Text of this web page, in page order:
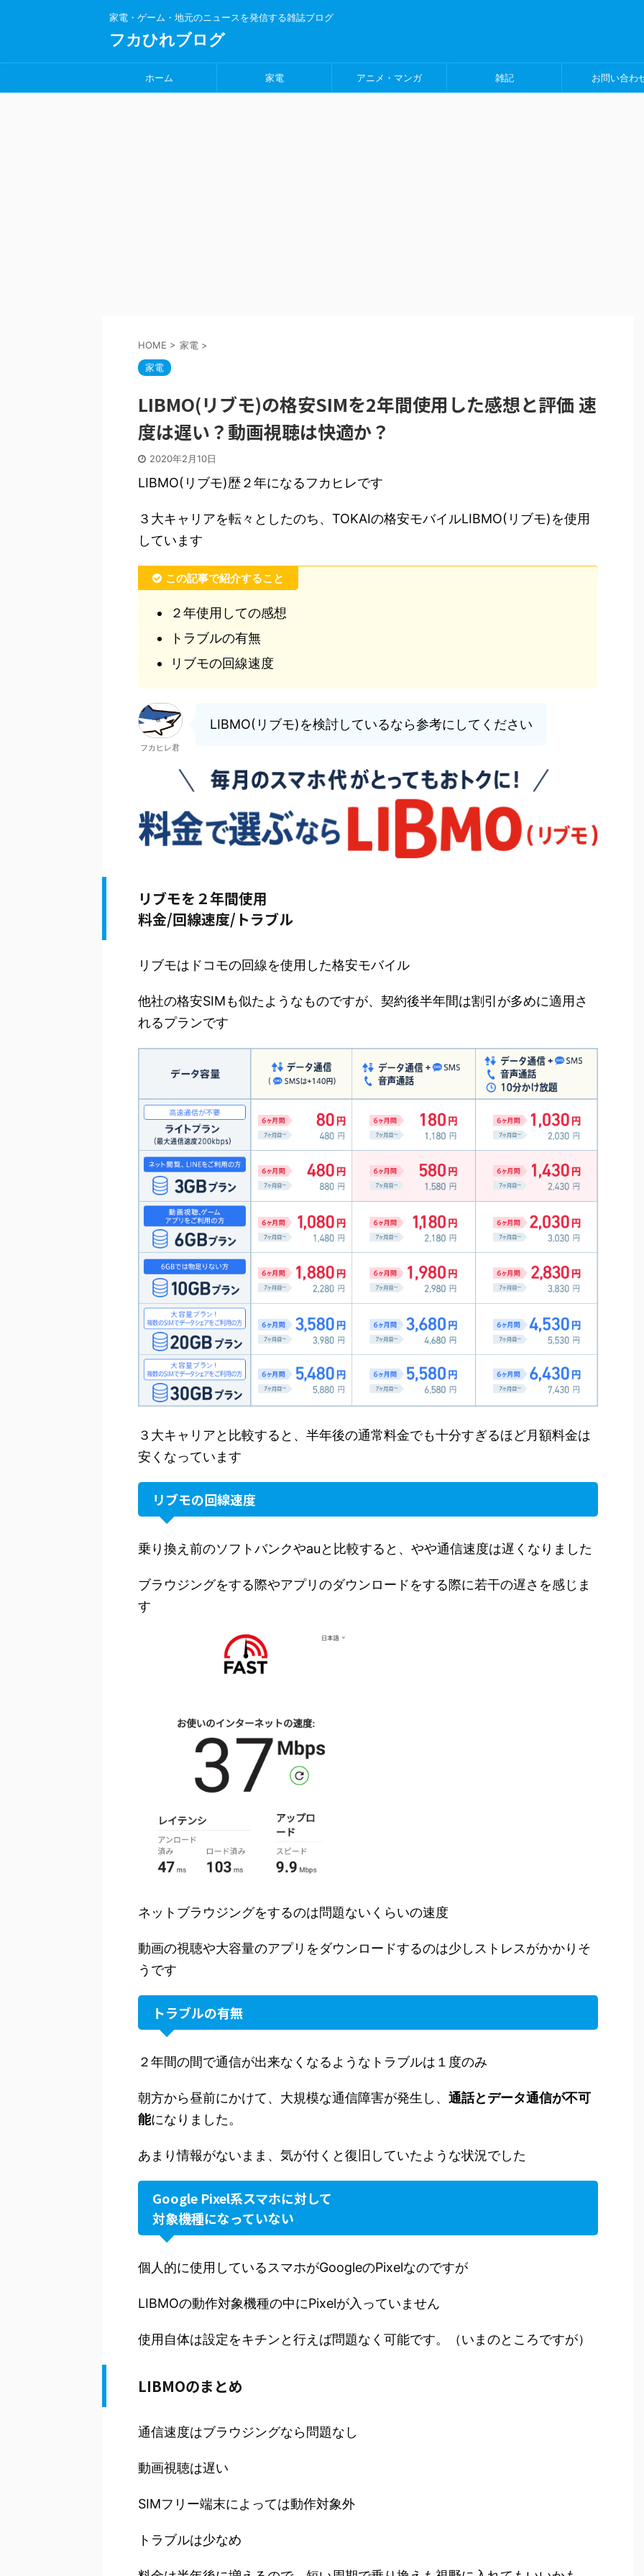
家電・ゲーム・地元のニュースを発信する雑誌ブログ
フカひれブログ
ホーム 家電 アニメ・マンガ 雑記 お問い合わ
HOME > 家電 >
家電
LIBMO(リブモ)の格安SIMを2年間使用した感想と評価 速
度は遅い？動画視聴は快適か？
2020年2月10日
LIBMO(リブモ)歴２年になるフカヒレです
３大キャリアを転々としたのち、TOKAIの格安モバイルLIBMO(リブモ)を使用
しています
この記事で紹介すること
２年使用しての感想
トラブルの有無
リブモの回線速度
フカヒレ君
LIBMO(リブモ)を検討しているなら参考にしてください
リブモを２年間使用
料金/回線速度/トラブル
リブモはドコモの回線を使用した格安モバイル
他社の格安SIMも似たようなものですが、契約後半年間は割引が多めに適用さ
れるプランです
３大キャリアと比較すると、半年後の通常料金でも十分すぎるほど月額料金は
安くなっています
リブモの回線速度
乗り換え前のソフトバンクやauと比較すると、やや通信速度は遅くなりました
ブラウジングをする際やアプリのダウンロードをする際に若干の遅さを感じま
す
ネットブラウジングをするのは問題ないくらいの速度
動画の視聴や大容量のアプリをダウンロードするのは少しストレスがかかりそ
うです
トラブルの有無
２年間の間で通信が出来なくなるようなトラブルは１度のみ
朝方から昼前にかけて、大規模な通信障害が発生し、 通話とデータ通信が不可
能になりました。
あまり情報がないまま、気が付くと復旧していたような状況でした
Google Pixel系スマホに対して
対象機種になっていない
個人的に使用しているスマホがGoogleのPixelなのですが
LIBMOの動作対象機種の中にPixelが入っていません
使用自体は設定をキチンと行えば問題なく可能です。（いまのところですが）
LIBMOのまとめ
通信速度はブラウジングなら問題なし
動画視聴は遅い
SIMフリー端末によっては動作対象外
トラブルは少なめ